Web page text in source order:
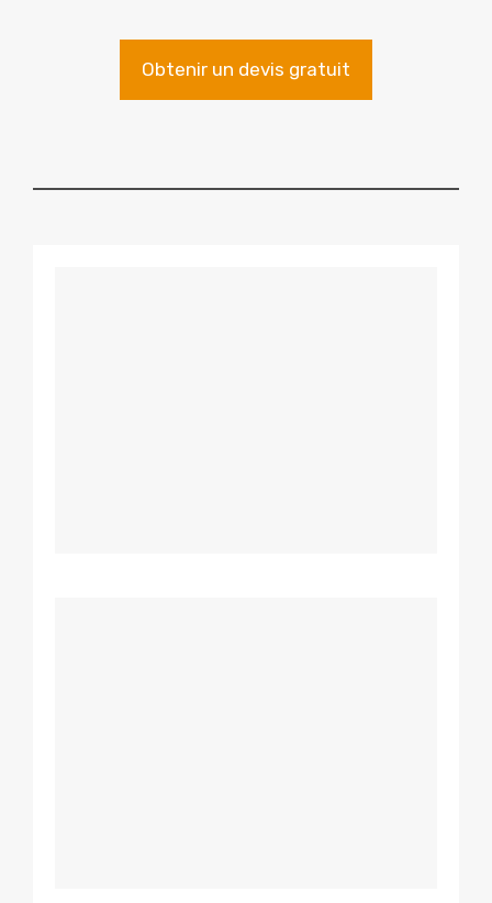
Obtenir un devis gratuit